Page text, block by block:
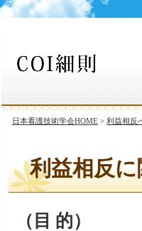
日本看護技術学会HOME > 利益相反
利益相反
（目 的）